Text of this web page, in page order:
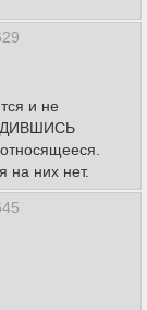
и не
на них нет.